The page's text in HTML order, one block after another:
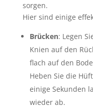
sorgen.
Hier sind einige
Brücken: Legen
Knien auf den
flach auf den
Heben Sie die
einige Sekunden
wieder ab.